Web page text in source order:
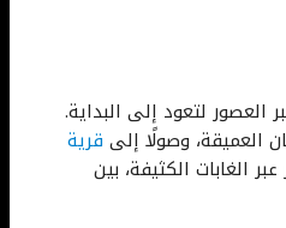
لتعود إلى البداية.
العميقة، وصولًا إلى قرية
الغابات الكثيفة، بين